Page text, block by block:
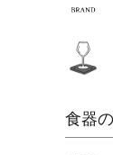
食器